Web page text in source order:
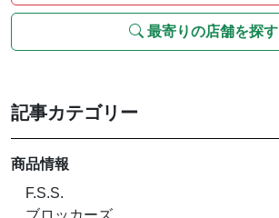
最寄りの店舗を探す
記事カテゴリー
商品情報
F.S.S.
ブロッカーズ